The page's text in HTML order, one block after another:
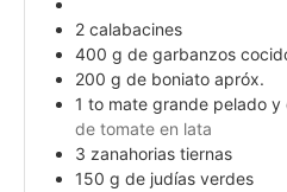
2 calabacines
400 g de garbanzos
200 g de boniato apróx.
1 to mate grande pelado
de tomate en lata
3 zanahorias tiernas
150 g de judías verdes